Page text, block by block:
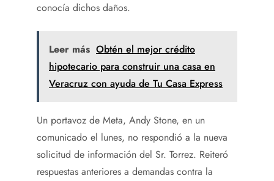
conocía dichos daños.
Leer más Obtén el mejor crédito
hipotecario para construir una casa en
Veracruz con ayuda de Tu Casa Express
Un portavoz de Meta, Andy Stone, en un
comunicado el lunes, no respondió a la nueva
solicitud de información del Sr. Torrez. Reiteró
respuestas anteriores a demandas contra la